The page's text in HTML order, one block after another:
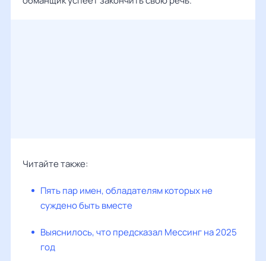
Читайте также:
Пять пар имен, обладателям которых не
суждено быть вместе
Выяснилось, что предсказал Мессинг на 2025
год